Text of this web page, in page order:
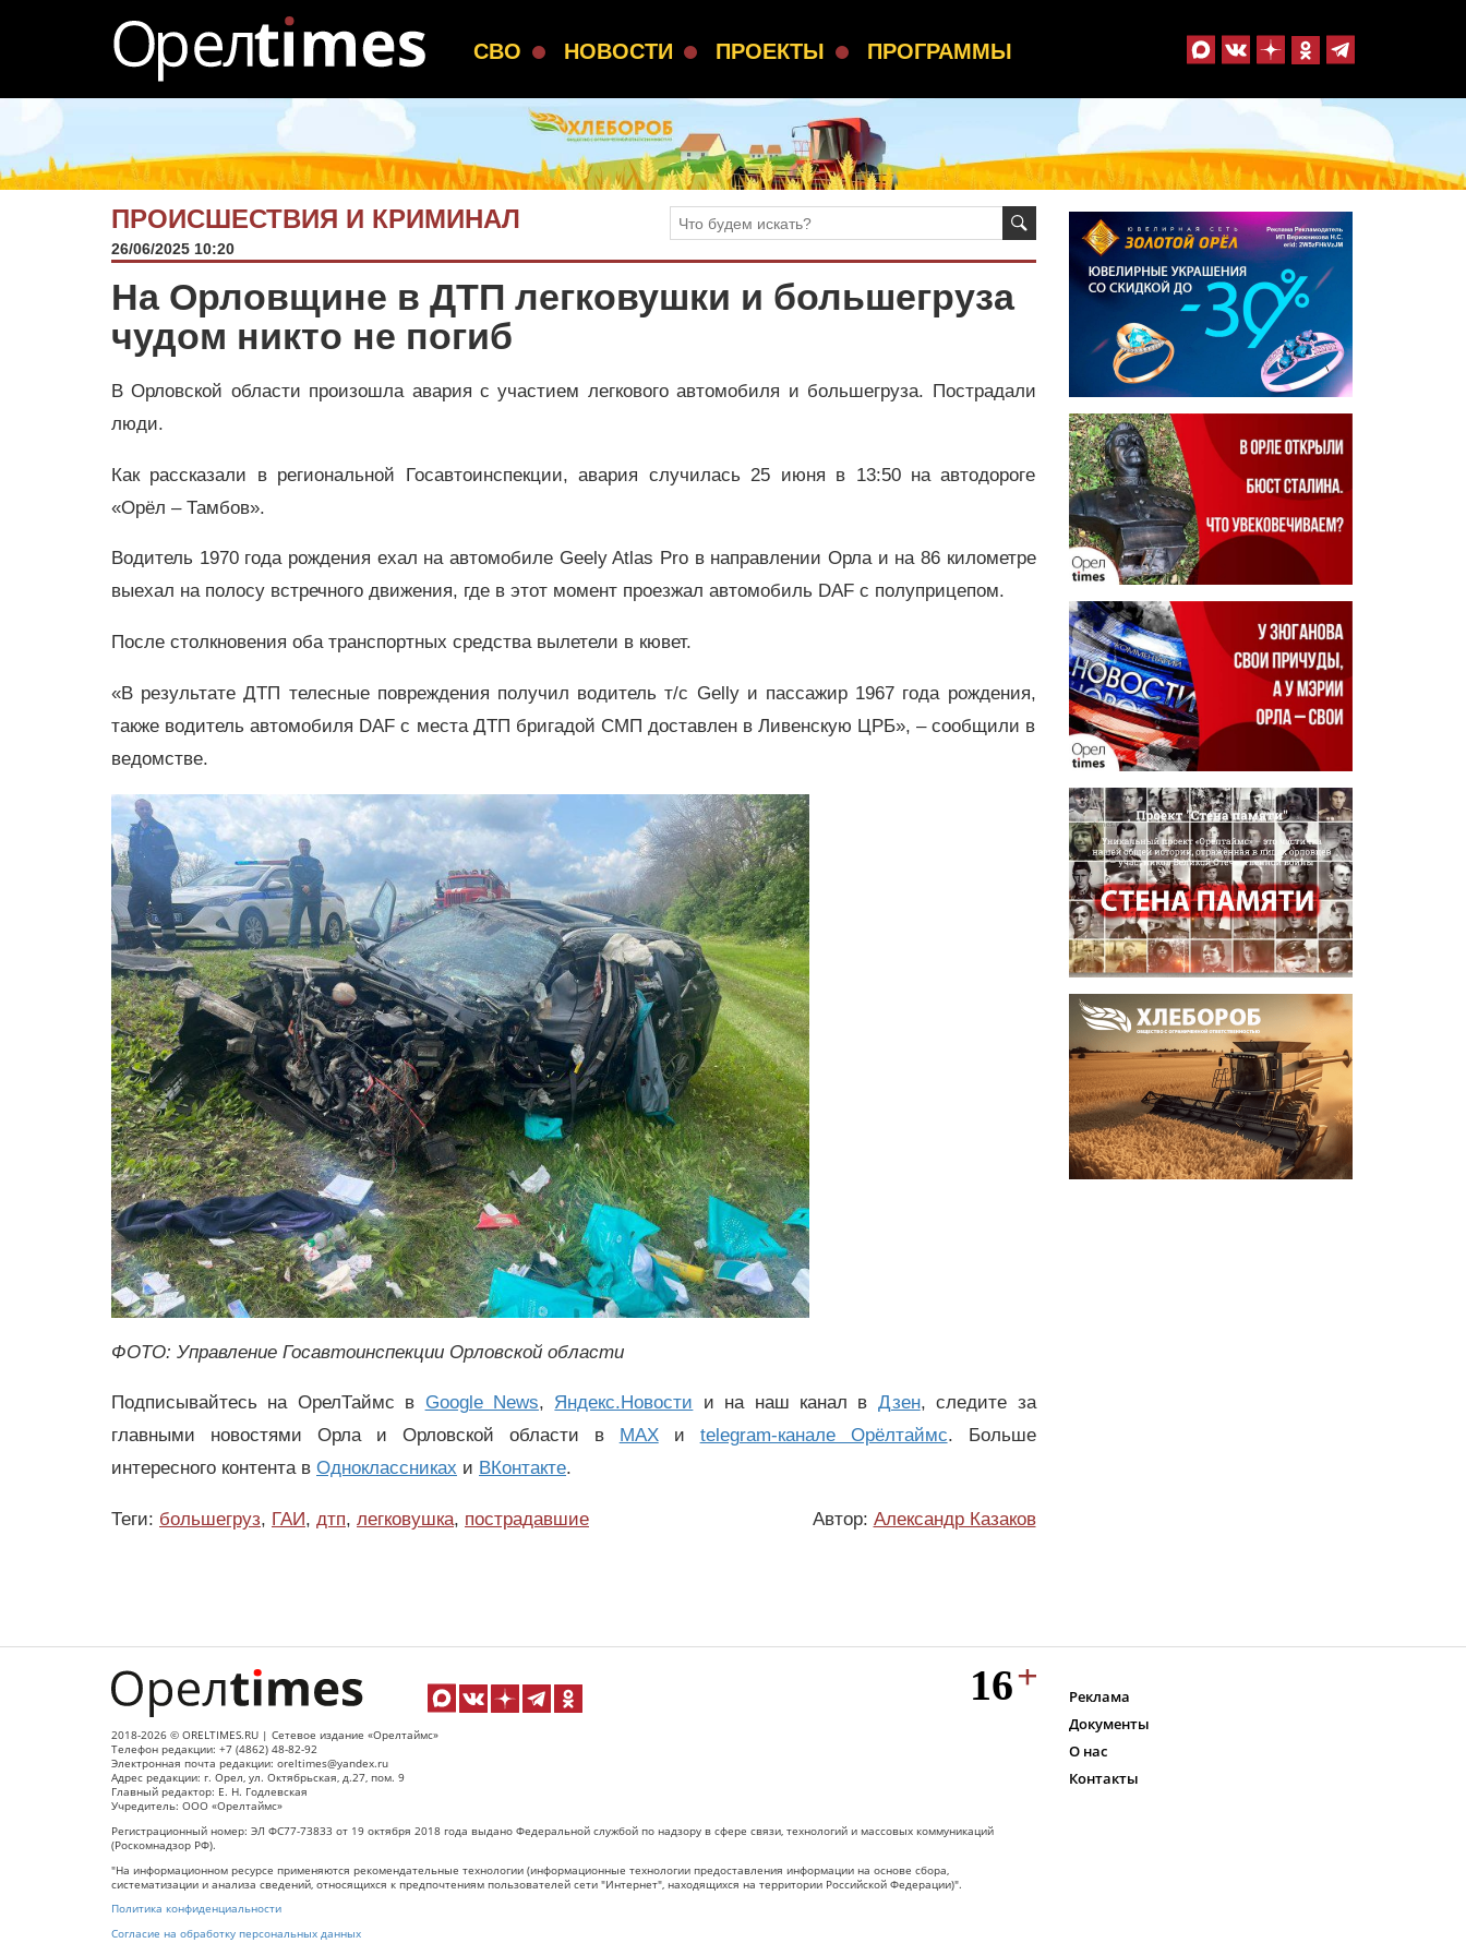
СВО НОВОСТИ ПРОЕКТЫ ПРОГРАММЫ
ПРОИСШЕСТВИЯ И КРИМИНАЛ
26/06/2025 10:20
На Орловщине в ДТП легковушки и большегруза
чудом никто не погиб
В Орловской области произошла авария с участием легкового автомобиля и большегруза. Пострадали
люди.
Как рассказали в региональной Госавтоинспекции, авария случилась 25 июня в 13:50 на автодороге
«Орёл – Тамбов».
Водитель 1970 года рождения ехал на автомобиле Geely Atlas Pro в направлении Орла и на 86 километре
выехал на полосу встречного движения, где в этот момент проезжал автомобиль DAF с полуприцепом.
После столкновения оба транспортных средства вылетели в кювет.
«В результате ДТП телесные повреждения получил водитель т/с Gelly и пассажир 1967 года рождения,
также водитель автомобиля DAF с места ДТП бригадой СМП доставлен в Ливенскую ЦРБ», – сообщили в
ведомстве.
ФОТО: Управление Госавтоинспекции Орловской области
Подписывайтесь на ОрелТаймс в Google News, Яндекс.Новости и на наш канал в Дзен, следите за
главными новостями Орла и Орловской области в
MAXи telegram-канале Орёлтаймс. Больше
интересного контента в Одноклассниках и ВКонтакте.
Теги: большегруз, ГАИ, дтп, легковушка, пострадавшие Автор: Александр Казаков
2018-2026 © ORELTIMES.RU | Сетевое издание «Орелтаймс»
Телефон редакции: +7 (4862) 48-82-92
Электронная почта редакции: oreltimes@yandex.ru
Адрес редакции: г. Орел, ул. Октябрьская, д.27, пом. 9
Главный редактор: Е. Н. Годлевская
Учредитель: ООО «Орелтаймс»
Регистрационный номер: ЭЛ ФС77-73833 от 19 октября 2018 года выдано Федеральной службой по надзору в сфере связи, технологий и массовых коммуникаций
(Роскомнадзор РФ).
"На информационном ресурсе применяются рекомендательные технологии (информационные технологии предоставления информации на основе сбора,
систематизации и анализа сведений, относящихся к предпочтениям пользователей сети "Интернет", находящихся на территории Российской Федерации)".
Политика конфиденциальности
Согласие на обработку персональных данных
Реклама
Документы
О нас
Контакты